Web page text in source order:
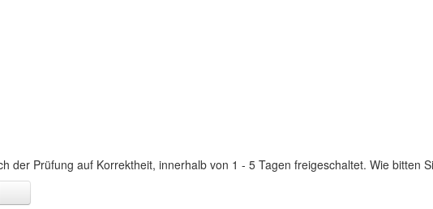
der Prüfung auf Korrektheit, innerhalb von 1 - 5 Tagen freigeschaltet. Wie